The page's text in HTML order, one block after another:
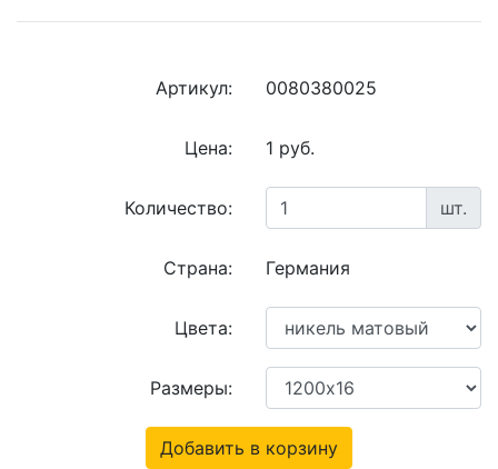
Артикул: 0080380025
Цена: 1 руб.
Количество: шт.
Страна: Германия
Цвета:
Размеры:
Добавить в корзину